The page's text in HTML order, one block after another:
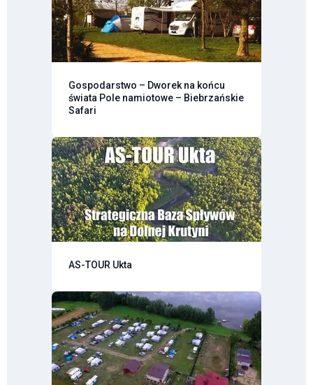
Gospodarstwo – Dworek na końcu
świata Pole namiotowe – Biebrzańskie
Safari
AS-TOUR Ukta